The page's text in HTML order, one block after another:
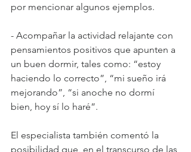
por mencionar algunos ejemplos.
- Acompañar la actividad relajante con
pensamientos positivos que apunten a
un buen dormir, tales como: “estoy
haciendo lo correcto”, “mi sueño irá
mejorando”, “si anoche no dormí
bien, hoy sí lo haré”.
El especialista también comentó la
posibilidad que, en el transcurso de las